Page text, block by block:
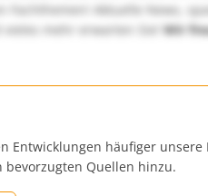
Fachthemen! Aktuelle News,
mehr erwarten Sie! Wir
Entwicklungen häufiger unsere
bevorzugten Quellen hinzu.